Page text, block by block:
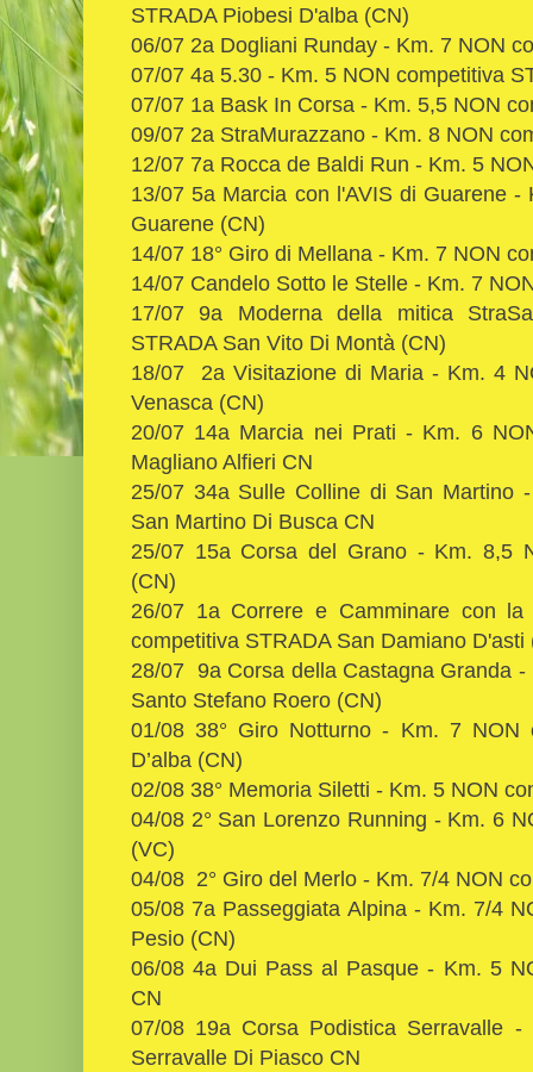
STRADA Piobesi D'alba (CN)
06/07 2a Dogliani Runday - Km. 7 NON
07/07 4a 5.30 - Km. 5 NON competitiva
07/07 1a Bask In Corsa - Km. 5,5 NON
09/07 2a StraMurazzano - Km. 8 NON
12/07 7a Rocca de Baldi Run - Km. 5
13/07 5a Marcia con l'AVIS di Guarene
Guarene (CN)
14/07 18° Giro di Mellana - Km. 7 NON
14/07 Candelo Sotto le Stelle - Km. 7
17/07 9a Moderna della mitica
STRADA San Vito Di Montà (CN)
18/07 2a Visitazione di Maria - Km. 4
Venasca (CN)
20/07 14a Marcia nei Prati - Km. 6
Magliano Alfieri CN
25/07 34a Sulle Colline di San Martino
San Martino Di Busca CN
25/07 15a Corsa del Grano - Km. 8,5
(CN)
26/07 1a Correre e Camminare con
competitiva STRADA San Damiano D'asti
28/07 9a Corsa della Castagna Granda
Santo Stefano Roero (CN)
01/08 38° Giro Notturno - Km. 7 NON
D’alba (CN)
02/08 38° Memoria Siletti - Km. 5 NON
04/08 2° San Lorenzo Running - Km. 6
(VC)
04/08 2° Giro del Merlo - Km. 7/4 NON
05/08 7a Passeggiata Alpina - Km. 7/4
Pesio (CN)
06/08 4a Dui Pass al Pasque - Km. 5
CN
07/08 19a Corsa Podistica Serravalle
Serravalle Di Piasco CN